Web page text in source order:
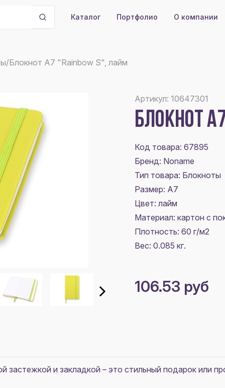
Каталог Портфолио О компании
/Блокнот A7 "Rainbow S", лайм
Артикул: 10647301
БЛОКНОТ
Код товара: 67895
Бренд: Noname
Тип товара: Блокноты
Размер: A7
Цвет:лайм
Материал: картон с
Плотность: 60 г/м2
Вес: 0.085 кг.
106.53 руб
застежкой и закладкой – это стильный подарок или